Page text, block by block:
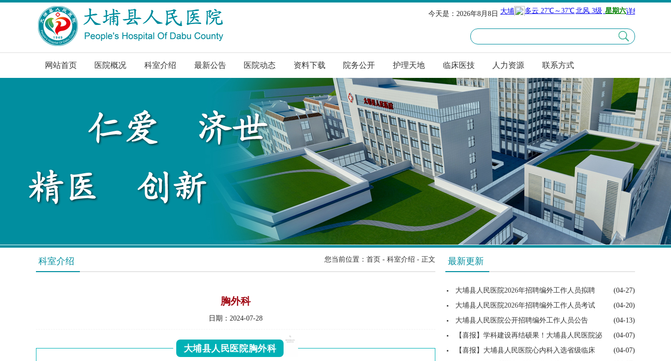
今天是：2026年8月8日
网站首页 医院概况 科室介绍 最新公告 医院动态 资料下载 院务公开 护理天地 临床医技 人力资源 联系方式
您当前位置： 首页 - 科室介绍 - 正文
科室介绍
胸外科
日期：2024-07-28
大埔县人民医院胸外科
最新更新
大埔县人民医院2026年招聘编外工作人员拟聘
(04-27)
大埔县人民医院2026年招聘编外工作人员考试
(04-20)
大埔县人民医院公开招聘编外工作人员公告
(04-13)
【喜报】学科建设再结硕果！大埔县人民医院泌
(04-07)
【喜报】大埔县人民医院心内科入选省级临床
(04-07)